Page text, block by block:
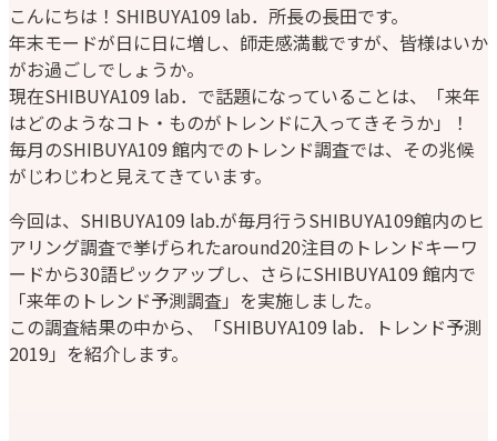
こんにちは！SHIBUYA109 lab．所長の長田です。
年末モードが日に日に増し、師走感満載ですが、皆様はいか
がお過ごしでしょうか。
現在SHIBUYA109 lab．で話題になっていることは、「来年
はどのようなコト・ものがトレンドに入ってきそうか」！
毎月のSHIBUYA109 館内でのトレンド調査では、その兆候
がじわじわと見えてきています。
今回は、SHIBUYA109 lab.が毎月行うSHIBUYA109館内のヒ
アリング調査で挙げられたaround20注目のトレンドキーワ
ードから30語ピックアップし、さらにSHIBUYA109 館内で
「来年のトレンド予測調査」を実施しました。
この調査結果の中から、「SHIBUYA109 lab．トレンド予測
2019」を紹介します。